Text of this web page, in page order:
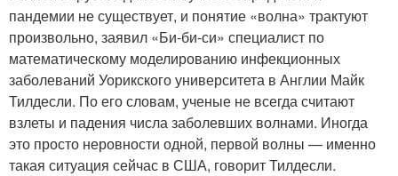
Лекарство от
коронавируса
Коронавирус за сутки
Коронавирус в россии
Вакцина от
коронавируса
пандемии не существует, и понятие «волна» трактуют
произвольно, заявил «Би-би-си» специалист по
математическому моделированию инфекционных
заболеваний Уорикского университета в Англии Майк
Тилдесли. По его словам, ученые не всегда считают
взлеты и падения числа заболевших волнами. Иногда
это просто неровности одной, первой волны — именно
такая ситуация сейчас в США, говорит Тилдесли.